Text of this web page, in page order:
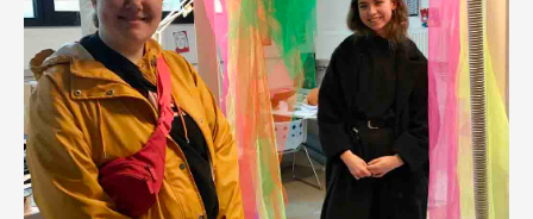
Skolen
Kontakt
Valgfag
Siste nytt